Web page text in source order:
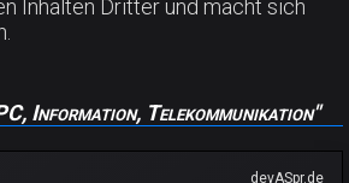
Inhalten Dritter und macht sich
Information, Telekommunikation"
devASpr.de